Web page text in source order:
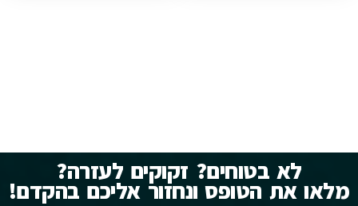
לא בטוחים? זקוקים לעזרה?
מלאו את הטופס ונחזור אליכם בהקדם!